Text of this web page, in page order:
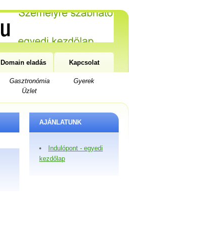
Domain eladás Kapcsolat
Gasztronómia
Gyerek
Üzlet
AJÁNLATUNK
Indulópont - egyedi
kezdőlap